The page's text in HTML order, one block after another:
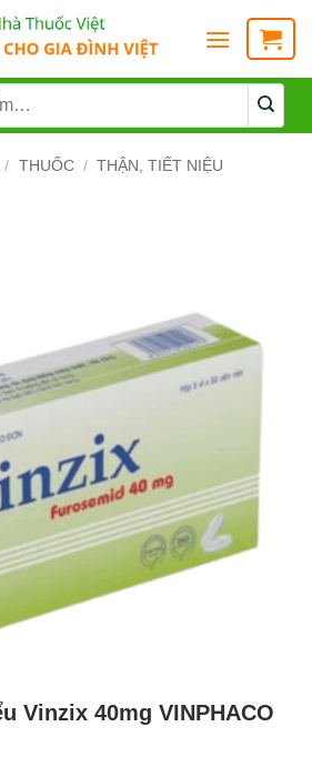
/ THUỐC / THẬN, TIẾT NIỆU
Vinzix 40mg VINPHACO